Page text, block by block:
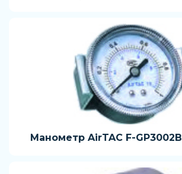
Манометр AirTAC F-GP3002B